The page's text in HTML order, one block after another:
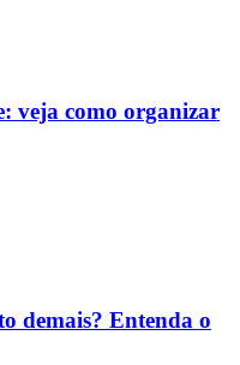
veja como organizar
demais? Entenda o